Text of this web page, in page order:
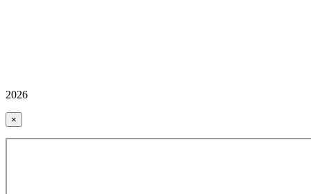
2026
×